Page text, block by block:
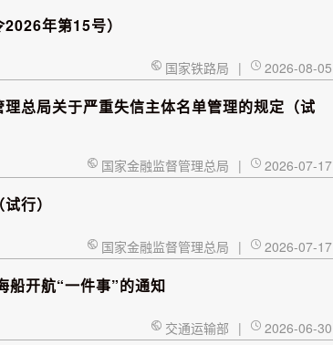
年第15号）
国家铁路局 | 2026-08-05
总局关于严重失信主体名单管理的规定（试
国家金融监督管理总局 | 2026-07-17
行）
国家金融监督管理总局 | 2026-07-17
船开航“一件事”的通知
交通运输部 | 2026-06-30